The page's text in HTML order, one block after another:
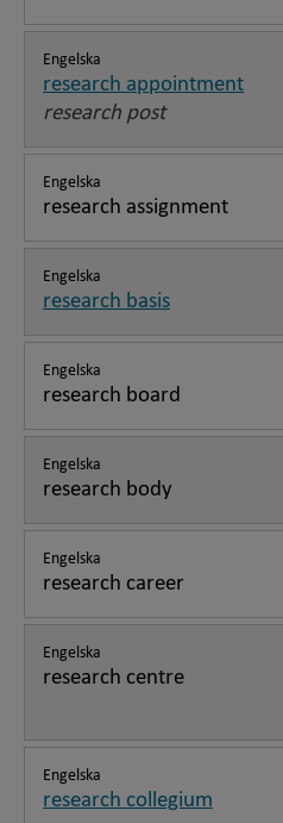
Engelska
research appointment
research post
Engelska
research assignment
Engelska
research basis
Engelska
research board
Engelska
research body
Engelska
research career
Engelska
research centre
Engelska
research collegium